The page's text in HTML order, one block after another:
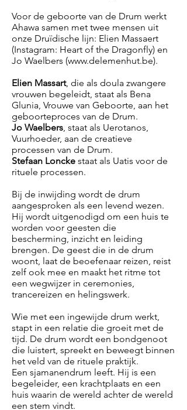
Voor de geboorte van de Drum werkt
Ahawa samen met twee mensen uit
onze Druïdische lijn: Elien Massaert
(Instagram: Heart of the Dragonfly) en
Jo Waelbers (www.delemenhut.be).
Elien Massart, die als doula zwangere
vrouwen begeleidt, staat als Bena
Glunia, Vrouwe van Geboorte, aan het
geboorteproces van de Drum.
Jo Waelbers, staat als Uerotanos,
Vuurhoeder, aan de creatieve
processen van de Drum.
Stefaan Loncke staat als Uatis voor de
rituele processen.
Bij de inwijding wordt de drum
aangesproken als een levend wezen.
Hij wordt uitgenodigd om een huis te
worden voor geesten die
bescherming, inzicht en leiding
brengen. De geest die in de drum
woont, laat de beoefenaar reizen, reist
zelf ook mee en maakt het ritme tot
een wegwijzer in ceremonies,
trancereizen en helingswerk.
Wie met een ingewijde drum werkt,
stapt in een relatie die groeit met de
tijd. De drum wordt een bondgenoot
die luistert, spreekt en beweegt binnen
het veld van de rituele praktijk.
Een sjamanendrum leeft. Hij is een
begeleider, een krachtplaats en een
huis waarin de wereld achter de wereld
een stem vindt.